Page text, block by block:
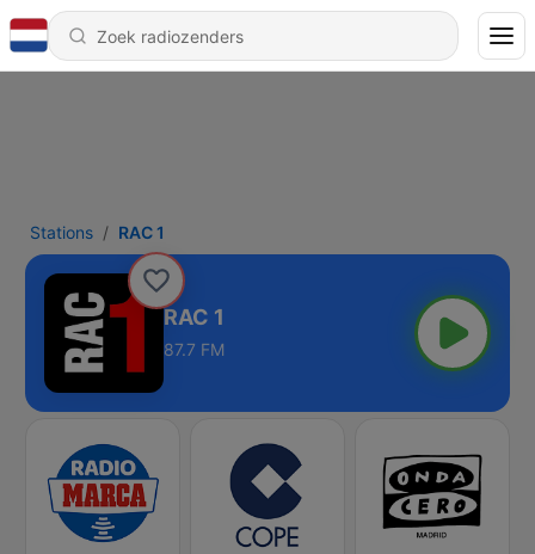
Stations RAC 1
RAC 1
87.7 FM